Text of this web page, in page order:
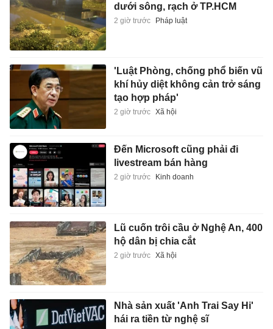
dưới sông, rạch ở TP.HCM
2 giờ trước Pháp luật
'Luật Phòng, chống phổ biến vũ
khí hủy diệt không cản trở sáng
tạo hợp pháp'
2 giờ trước Xã hội
Đến Microsoft cũng phải đi
livestream bán hàng
2 giờ trước Kinh doanh
Lũ cuốn trôi cầu ở Nghệ An, 400
hộ dân bị chia cắt
2 giờ trước Xã hội
Nhà sản xuất 'Anh Trai Say Hi'
hái ra tiền từ nghệ sĩ